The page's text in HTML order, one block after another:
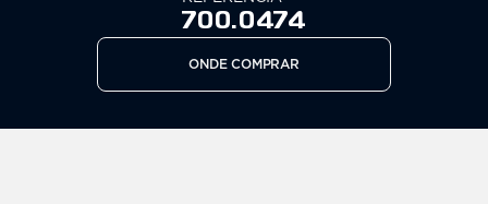
700.0474
ONDE COMPRAR